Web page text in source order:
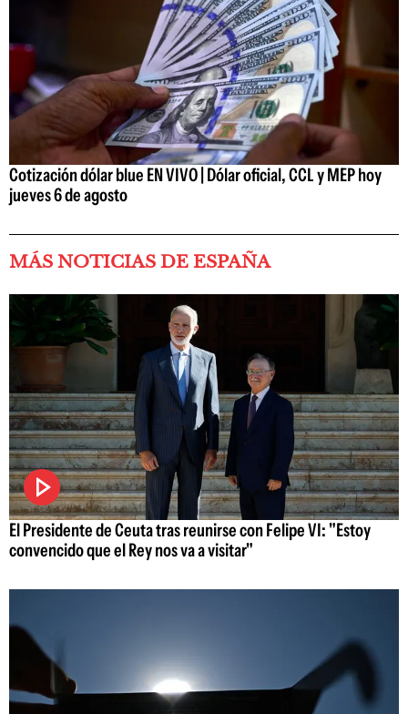
Cotización dólar blue EN VIVO | Dólar oficial, CCL y MEP hoy
jueves 6 de agosto
MÁS NOTICIAS DE ESPAÑA
El Presidente de Ceuta tras reunirse con Felipe VI: "Estoy
convencido que el Rey nos va a visitar"